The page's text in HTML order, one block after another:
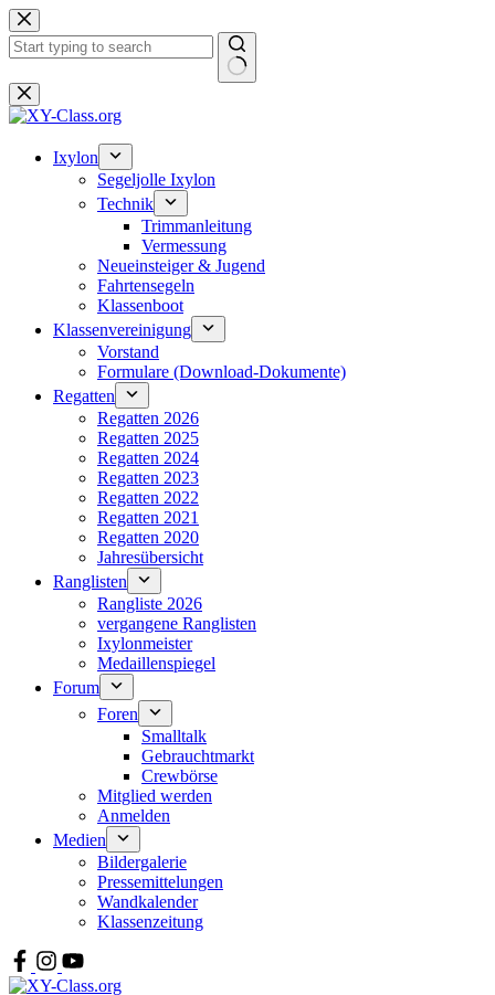
Zum
Inhalt
springen
Keine
Ergebnisse
Ixylon
Segeljolle Ixylon
Technik
Trimmanleitung
Vermessung
Neueinsteiger & Jugend
Fahrtensegeln
Klassenboot
Klassenvereinigung
Vorstand
Formulare (Download-Dokumente)
Regatten
Regatten 2026
Regatten 2025
Regatten 2024
Regatten 2023
Regatten 2022
Regatten 2021
Regatten 2020
Jahresübersicht
Ranglisten
Rangliste 2026
vergangene Ranglisten
Ixylonmeister
Medaillenspiegel
Forum
Foren
Smalltalk
Gebrauchtmarkt
Crewbörse
Mitglied werden
Anmelden
Medien
Bildergalerie
Pressemittelungen
Wandkalender
Klassenzeitung